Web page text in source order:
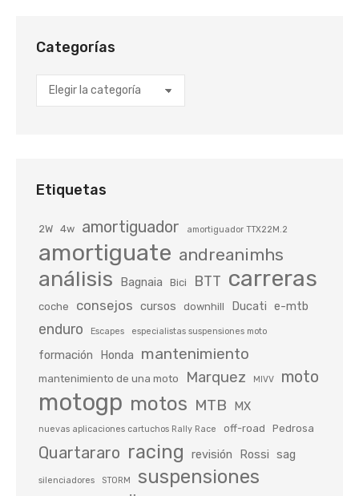
Categorías
Categorías
Etiquetas
2W 4w amortiguador amortiguador TTX22M.2
amortiguate andreanimhs
análisis Bagnaia Bici BTT carreras
coche consejos cursos downhill Ducati e-mtb
enduro Escapes especialistas suspensiones moto
formación Honda mantenimiento
mantenimiento de una moto Marquez MIVV moto
motogp motos MTB MX
nuevas aplicaciones cartuchos Rally Race off-road Pedrosa
Quartararo racing revisión Rossi sag
silenciadores STORM
suspensiones